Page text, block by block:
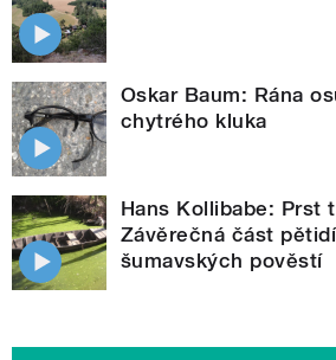
Oskar Baum: Rána
chytrého kluka
Hans Kollibabe: Prst
Závěrečná část
šumavských pověstí